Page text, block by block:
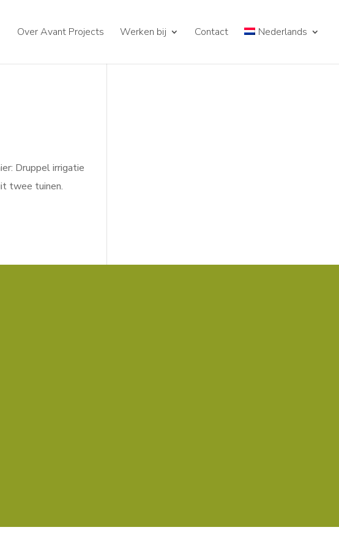
Over Avant Projects Werken bij Contact Nederlands
Druppel irrigatie
twee tuinen.